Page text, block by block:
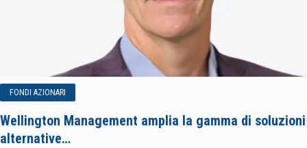
FONDI AZIONARI
Wellington Management amplia la gamma di soluzioni
alternative…